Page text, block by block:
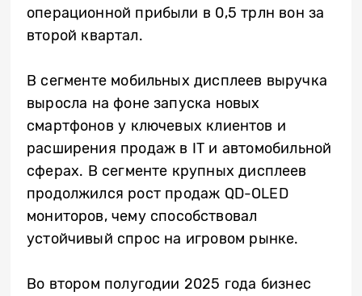
операционной прибыли в 0,5 трлн вон за
второй квартал.
В сегменте мобильных дисплеев выручка
выросла на фоне запуска новых
смартфонов у ключевых клиентов и
расширения продаж в IT и автомобильной
сферах. В сегменте крупных дисплеев
продолжился рост продаж QD-OLED
мониторов, чему способствовал
устойчивый спрос на игровом рынке.
Во втором полугодии 2025 года бизнес